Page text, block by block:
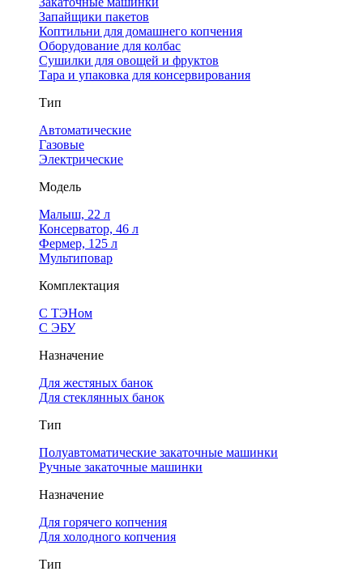
Запайщики пакетов
Коптильни для домашнего копчения
Оборудование для колбас
Сушилки для овощей и фруктов
Тара и упаковка для консервирования
Тип
Автоматические
Газовые
Электрические
Модель
Малыш, 22 л
Консерватор, 46 л
Фермер, 125 л
Мультиповар
Комплектация
С ТЭНом
С ЭБУ
Назначение
Для жестяных банок
Для стеклянных банок
Тип
Полуавтоматические закаточные машинки
Ручные закаточные машинки
Назначение
Для горячего копчения
Для холодного копчения
Тип